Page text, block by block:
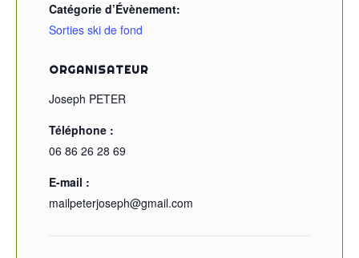
Catégorie d’Évènement:
Sorties ski de fond
ORGANISATEUR
Joseph PETER
Téléphone :
06 86 26 28 69
E-mail :
mailpeterjoseph@gmail.com